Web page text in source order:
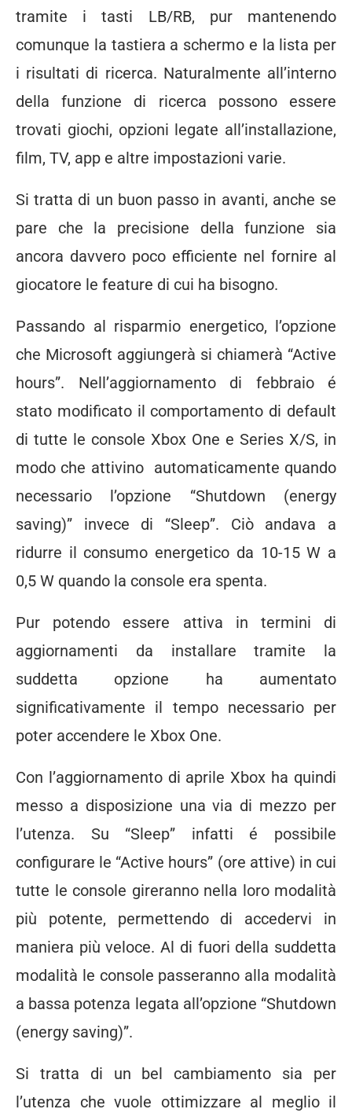
tramite i tasti LB/RB, pur mantenendo
comunque la tastiera a schermo e la lista per
i risultati di ricerca. Naturalmente all’interno
della funzione di ricerca possono essere
trovati giochi, opzioni legate all’installazione,
film, TV, app e altre impostazioni varie.
Si tratta di un buon passo in avanti, anche se
pare che la precisione della funzione sia
ancora davvero poco efficiente nel fornire al
giocatore le feature di cui ha bisogno.
Passando al risparmio energetico, l’opzione
che Microsoft aggiungerà si chiamerà “Active
hours”. Nell’aggiornamento di febbraio é
stato modificato il comportamento di default
di tutte le console Xbox One e Series X/S, in
modo che attivino automaticamente quando
necessario l’opzione “Shutdown (energy
saving)” invece di “Sleep”. Ciò andava a
ridurre il consumo energetico da 10-15 W a
0,5 W quando la console era spenta.
Pur potendo essere attiva in termini di
aggiornamenti da installare tramite la
suddetta opzione ha aumentato
significativamente il tempo necessario per
poter accendere le Xbox One.
Con l’aggiornamento di aprile Xbox ha quindi
messo a disposizione una via di mezzo per
l’utenza. Su “Sleep” infatti é possibile
configurare le “Active hours” (ore attive) in cui
tutte le console gireranno nella loro modalità
più potente, permettendo di accedervi in
maniera più veloce. Al di fuori della suddetta
modalità le console passeranno alla modalità
a bassa potenza legata all’opzione “Shutdown
(energy saving)”.
Si tratta di un bel cambiamento sia per
l’utenza che vuole ottimizzare al meglio il